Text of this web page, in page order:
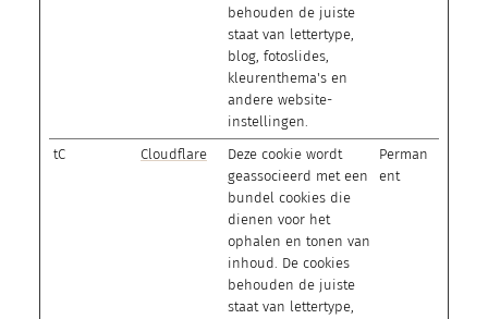
behouden de juiste
staat van lettertype,
blog, fotoslides,
kleurenthema's en
andere website-
instellingen.
tC Cloudflare
Deze cookie wordt
geassocieerd met een
bundel cookies die
dienen voor het
ophalen en tonen van
inhoud. De cookies
behouden de juiste
staat van lettertype,
Perman
ent